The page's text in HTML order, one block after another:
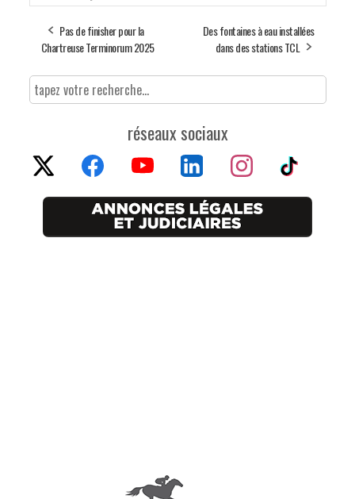
Pas de finisher pour la
Chartreuse Terminorum 2025
Des fontaines à eau installées
dans des stations TCL
réseaux sociaux